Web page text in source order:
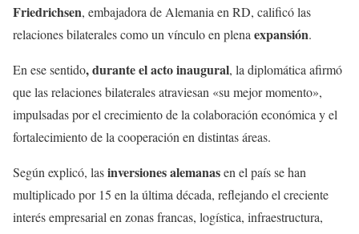
Friedrichsen, embajadora de Alemania en RD, calificó las
relaciones bilaterales como un vínculo en plenaexpansión.
En ese sentido, durante el acto inaugural, la diplomática afirmó
que las relaciones bilaterales atraviesan «su mejor momento»,
impulsadas por el crecimiento de la colaboración económica y el
fortalecimiento de la cooperación en distintas áreas.
Según explicó, lasinversiones alemanasen el país se han
multiplicado por 15 en la última década, reflejando el creciente
interés empresarial en zonas francas, logística, infraestructura,